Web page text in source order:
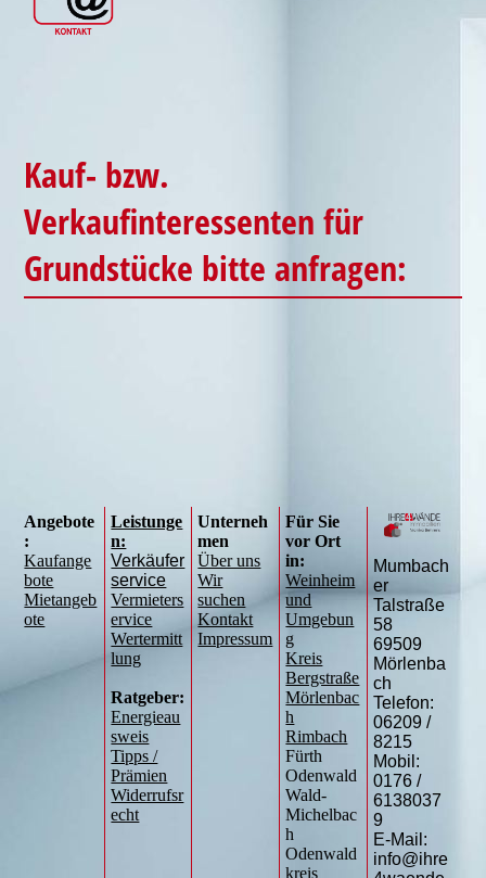
Kauf- bzw.
Verkaufinteressenten für
Grundstücke bitte anfragen:
Angebote
:
Kaufange
bote
Mietangeb
ote
Leistunge
n:
Verkäufer
service
Vermieters
ervice
Wertermitt
lung
Ratgeber:
Energieau
sweis
Tipps /
Prämien
Widerrufsr
echt
Unterneh
men
Über uns
Wir
suchen
Kontakt
Impressum
Für Sie
vor Ort
in:
Weinheim
und
Umgebun
g
Kreis
Bergstraße
Mörlenbac
h
Rimbach
Fürth
Odenwald
Wald-
Michelbac
h
Odenwald
kreis
Mumbach
er
Talstraße
58
69509
Mörlenba
ch
Telefon:
06209 /
8215
Mobil:
0176 /
6138037
9
E-Mail:
info@ihre